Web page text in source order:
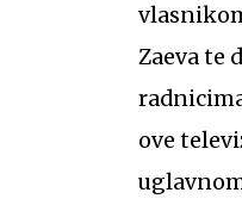
Zaeva te
ove